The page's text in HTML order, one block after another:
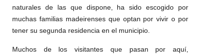
naturales de las que dispone, ha sido escogido por
muchas familias madeirenses que optan por vivir o por
tener su segunda residencia en el municipio.
Muchos de los visitantes que pasan por aquí,